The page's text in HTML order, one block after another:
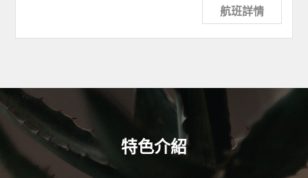
航班詳情
特色介紹